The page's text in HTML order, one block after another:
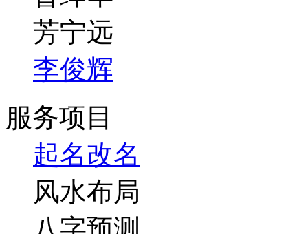
芳宁远
李俊辉
服务项目
起名改名
风水布局